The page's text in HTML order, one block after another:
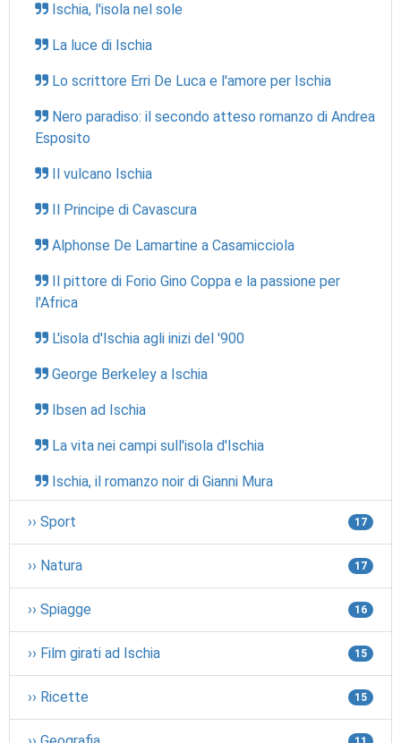
Ischia, l'isola nel sole
La luce di Ischia
Lo scrittore Erri De Luca e l'amore per Ischia
Nero paradiso: il secondo atteso romanzo di Andrea
Esposito
Il vulcano Ischia
Il Principe di Cavascura
Alphonse De Lamartine a Casamicciola
Il pittore di Forio Gino Coppa e la passione per
l'Africa
L'isola d'Ischia agli inizi del '900
George Berkeley a Ischia
Ibsen ad Ischia
La vita nei campi sull'isola d'Ischia
Ischia, il romanzo noir di Gianni Mura
›› Sport 17
›› Natura 17
›› Spiagge 16
›› Film girati ad Ischia 15
›› Ricette 15